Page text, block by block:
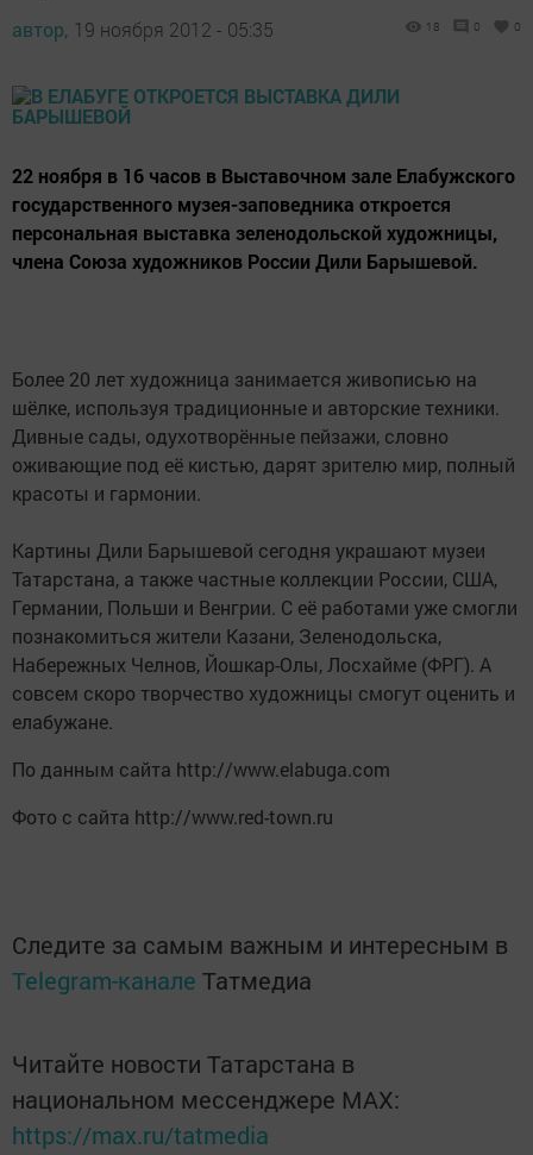
автор, 19 ноября 2012 - 05:35 18 0 0
22 ноября в 16 часов в Выставочном зале Елабужского
государственного музея-заповедника откроется
персональная выставка зеленодольской художницы,
члена Союза художников России Дили Барышевой.
Более 20 лет художница занимается живописью на
шёлке, используя традиционные и авторские техники.
Дивные сады, одухотворённые пейзажи, словно
оживающие под её кистью, дарят зрителю мир, полный
красоты и гармонии.
Картины Дили Барышевой сегодня украшают музеи
Татарстана, а также частные коллекции России, США,
Германии, Польши и Венгрии. С её работами уже смогли
познакомиться жители Казани, Зеленодольска,
Набережных Челнов, Йошкар-Олы, Лосхайме (ФРГ). А
совсем скоро творчество художницы смогут оценить и
елабужане.
По данным сайта http://www.elabuga.com
Фото с сайта http://www.red-town.ru
Следите за самым важным и интересным в
Telegram-канале Татмедиа
Читайте новости Татарстана в
национальном мессенджере MАХ:
https://max.ru/tatmedia